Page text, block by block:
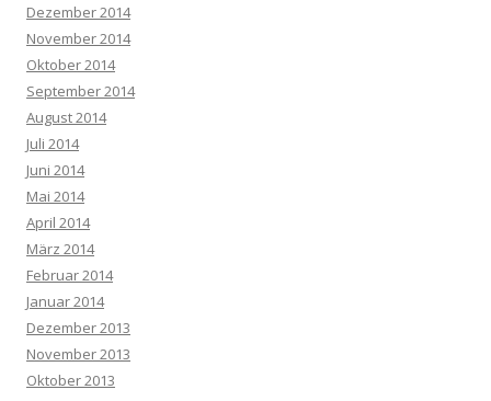
Dezember 2014
November 2014
Oktober 2014
September 2014
August 2014
Juli 2014
Juni 2014
Mai 2014
April 2014
März 2014
Februar 2014
Januar 2014
Dezember 2013
November 2013
Oktober 2013